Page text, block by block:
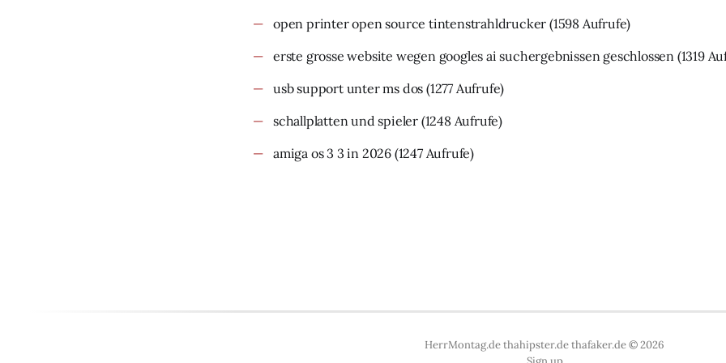
open printer open source tintenstrahldrucker (1598 Aufrufe)
erste grosse website wegen googles ai suchergebnissen geschlossen (1319
usb support unter ms dos (1277 Aufrufe)
schallplatten und spieler (1248 Aufrufe)
amiga os 3 3 in 2026 (1247 Aufrufe)
HerrMontag.de thahipster.de thafaker.de © 2026